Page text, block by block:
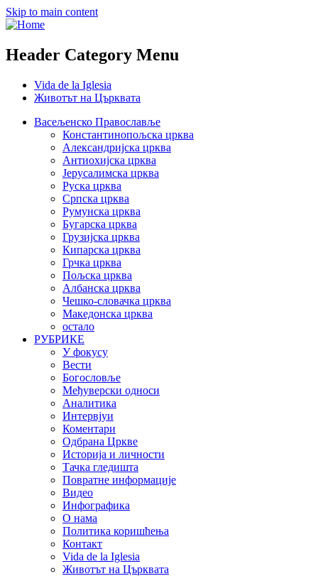
Skip to main content
Header Category Menu
Vida de la Iglesia
Животът на Църквата
Васељенско Православље
Константинопољска црква
Александријска црква
Антиохијска црква
Јерусалимска црква
Руска црква
Српска црква
Румунска црква
Бугарска црква
Грузијска црква
Кипарска црква
Грчка црква
Пољска црква
Албанска црква
Чешко-словачка црква
Македонска црква
остало
РУБРИКЕ
У фокусу
Вести
Богословље
Међуверски односи
Аналитика
Интервјуи
Коментари
Одбрана Цркве
Историја и личности
Тачка гледишта
Повратне информације
Видео
Инфографика
О нама
Политика коришћења
Контакт
Vida de la Iglesia
Животът на Църквата